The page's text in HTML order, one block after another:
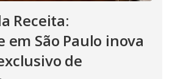
Receita:
em São Paulo inova
de